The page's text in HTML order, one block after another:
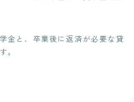
金と、卒業後に返済が必要な貸
。